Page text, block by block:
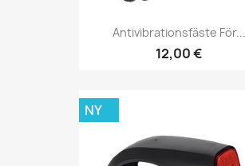
Antivibrationsfäste För...
12,00 €
NY